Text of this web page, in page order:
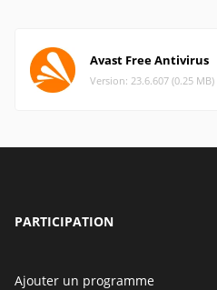
Avast Free Antivirus
Version: 23.6.607 (0.25 MB)
PARTICIPATION
Ajouter un programme